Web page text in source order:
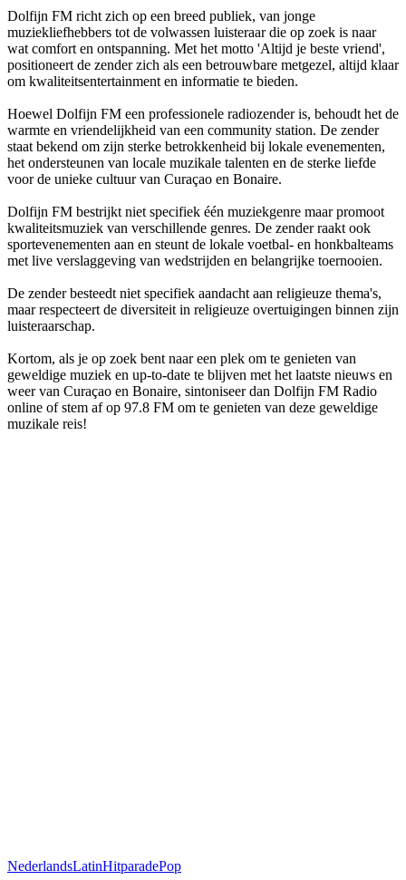
Dolfijn FM richt zich op een breed publiek, van jonge
muziekliefhebbers tot de volwassen luisteraar die op zoek is naar
wat comfort en ontspanning. Met het motto 'Altijd je beste vriend',
positioneert de zender zich als een betrouwbare metgezel, altijd klaar
om kwaliteitsentertainment en informatie te bieden.
Hoewel Dolfijn FM een professionele radiozender is, behoudt het de
warmte en vriendelijkheid van een community station. De zender
staat bekend om zijn sterke betrokkenheid bij lokale evenementen,
het ondersteunen van locale muzikale talenten en de sterke liefde
voor de unieke cultuur van Curaçao en Bonaire.
Dolfijn FM bestrijkt niet specifiek één muziekgenre maar promoot
kwaliteitsmuziek van verschillende genres. De zender raakt ook
sportevenementen aan en steunt de lokale voetbal- en honkbalteams
met live verslaggeving van wedstrijden en belangrijke toernooien.
De zender besteedt niet specifiek aandacht aan religieuze thema's,
maar respecteert de diversiteit in religieuze overtuigingen binnen zijn
luisteraarschap.
Kortom, als je op zoek bent naar een plek om te genieten van
geweldige muziek en up-to-date te blijven met het laatste nieuws en
weer van Curaçao en Bonaire, sintoniseer dan Dolfijn FM Radio
online of stem af op 97.8 FM om te genieten van deze geweldige
muzikale reis!
NederlandsLatinHitparadePop